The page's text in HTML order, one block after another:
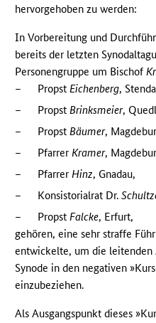
hervorgehoben zu werden:
In Vorbereitung und
bereits der letzten
Personengruppe um Bischof
–
PropstEichenberg,
–
PropstBrinksmeier,
–
PropstBäumer,
–
PfarrerKramer,
–
PfarrerHinz, Gnadau,
–
Konsistorialrat Dr.
–
PropstFalcke, Erfurt,
gehören, eine sehr straffe
entwickelte, um die
Synode in den negativen
einzubeziehen.
Als Ausgangspunkt dieses